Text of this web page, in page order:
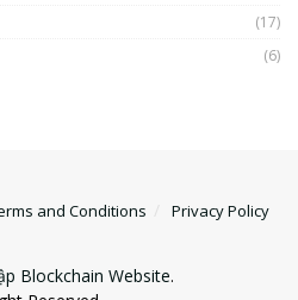
(17)
(6)
and Conditions Privacy Policy
Blockchain Website.